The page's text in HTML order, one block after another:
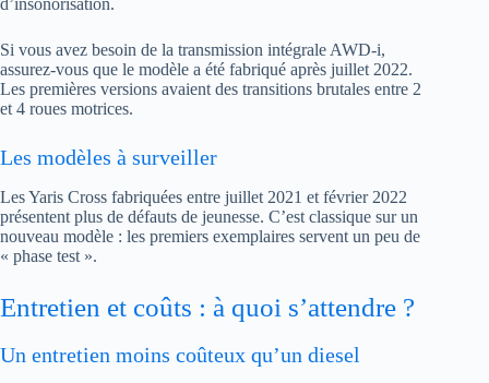
d’insonorisation.
Si vous avez besoin de la transmission intégrale AWD-i,
assurez-vous que le modèle a été fabriqué après juillet 2022.
Les premières versions avaient des transitions brutales entre 2
et 4 roues motrices.
Les modèles à surveiller
Les Yaris Cross fabriquées entre juillet 2021 et février 2022
présentent plus de défauts de jeunesse. C’est classique sur un
nouveau modèle : les premiers exemplaires servent un peu de
« phase test ».
Entretien et coûts : à quoi s’attendre ?
Un entretien moins coûteux qu’un diesel